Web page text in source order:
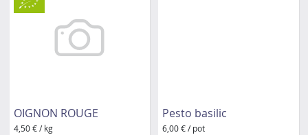
OIGNON ROUGE
4,50 € / kg
Pesto basilic
6,00 € / pot